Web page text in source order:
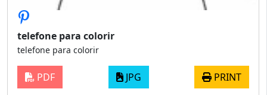
telefone para colorir
telefone para colorir
PDF JPG PRINT